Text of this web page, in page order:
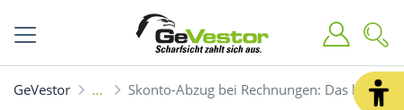
GeVestor Skonto-Abzug bei Rechnungen: Das lohnt